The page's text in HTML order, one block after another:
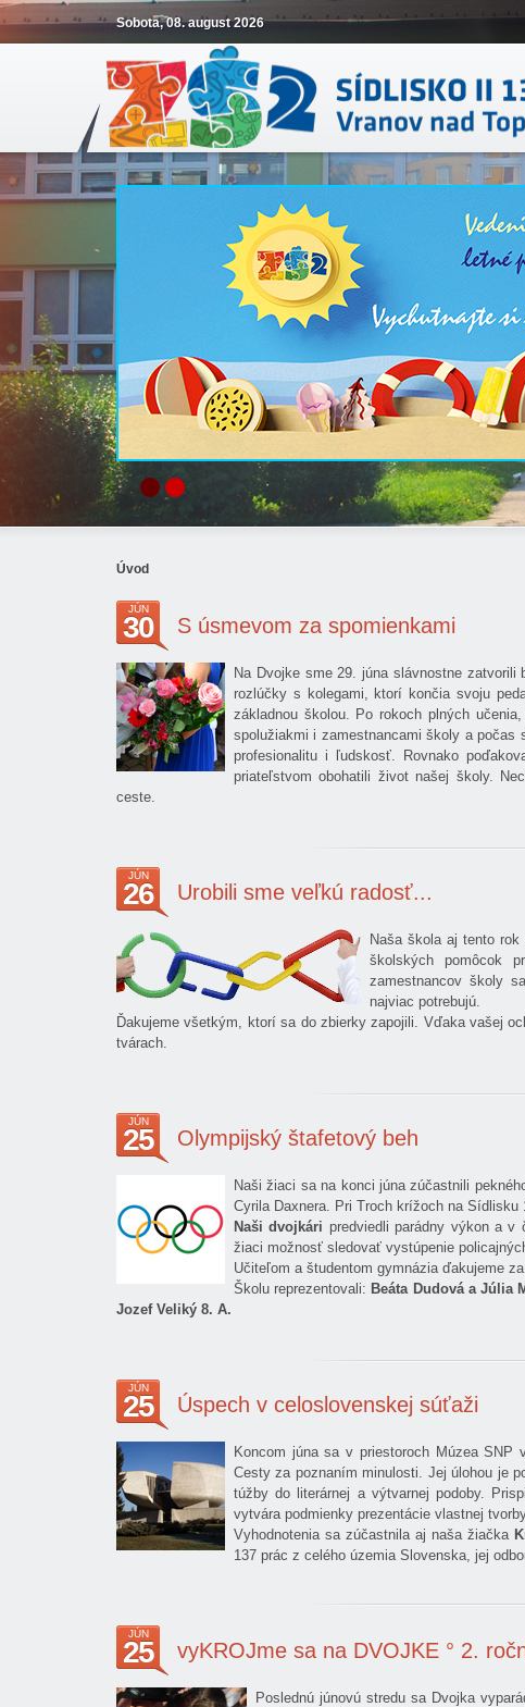
Sobota, 08. august 2026
Úvod
JÚN
30 S úsmevom za spomienkami
Na Dvojke sme 29. júna slávnostne
rozlúčky s kolegami, ktorí končia svoju
základnou školou. Po rokoch plných
spolužiakmi i zamestnancami školy a počas
profesionalitu i ľudskosť. Rovnako
priateľstvom obohatili život našej školy.
ceste.
JÚN
26 Urobili sme veľkú radosť...
Naša škola aj tento
školských pomôcok
zamestnancov školy
najviac potrebujú.
Ďakujeme všetkým, ktorí sa do zbierky zapojili. Vďaka vašej
tvárach.
JÚN
25 Olympijský štafetový beh
Naši žiaci sa na konci júna zúčastnili
Cyrila Daxnera. Pri Troch krížoch na
Naši dvojkári predviedli parádny výkon a v
žiaci možnosť sledovať vystúpenie
Učiteľom a študentom gymnázia ďakujeme
Školu reprezentovali: Beáta Dudová a Júlia
Jozef Veliký 8. A.
JÚN
25 Úspech v celoslovenskej súťaži
Koncom júna sa v priestoroch Múzea
Cesty za poznaním minulosti. Jej úlohou je
túžby do literárnej a výtvarnej podoby.
vytvára podmienky prezentácie vlastnej
Vyhodnotenia sa zúčastnila aj naša žiačka
137 prác z celého územia Slovenska, jej
JÚN
25 vyKROJme sa na DVOJKE ° 2.
Poslednú júnovú stredu sa Dvojka